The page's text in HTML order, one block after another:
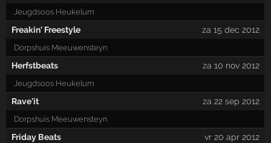
Jeugdsoos Heukelum
Freakin' Freestyle za 15 dec 2012
Dorpshuis Meeuwensteyn
Herfstbeats za 10 nov 2012
Jeugdsoos Heukelum
Rave'it za 22 sep 2012
Dorpshuis Meeuwensteyn
Friday Beats vr 20 apr 2012